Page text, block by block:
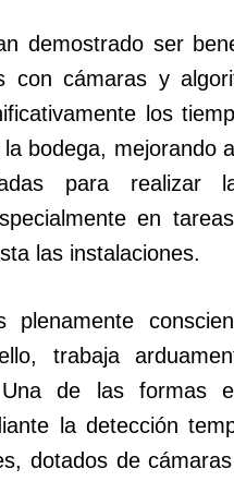
demostrado ser
con cámaras y
los
bodega, mejorando
para realizar
en
las instalaciones.
plenamente
trabaja
Una de las formas
la detección
dotados de